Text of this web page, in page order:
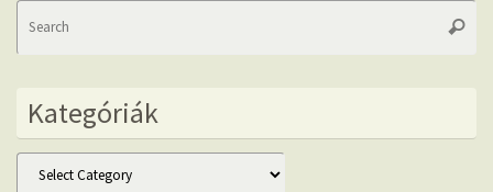
Kategóriák
Kategóriák